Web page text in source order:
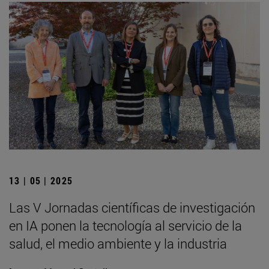
13 | 05 | 2025
Las V Jornadas científicas de investigación
en IA ponen la tecnología al servicio de la
salud, el medio ambiente y la industria